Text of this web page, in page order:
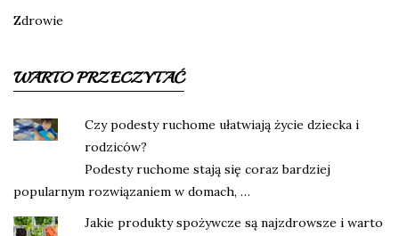
Zdrowie
WARTO PRZECZYTAĆ
Czy podesty ruchome ułatwiają życie dziecka i
rodziców?
Podesty ruchome stają się coraz bardziej
popularnym rozwiązaniem w domach, …
Jakie produkty spożywcze są najzdrowsze i warto